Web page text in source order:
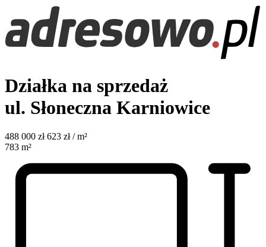
Działka na sprzedaż
ul. Słoneczna Karniowice
488 000 zł 623 zł / m²
783 m²